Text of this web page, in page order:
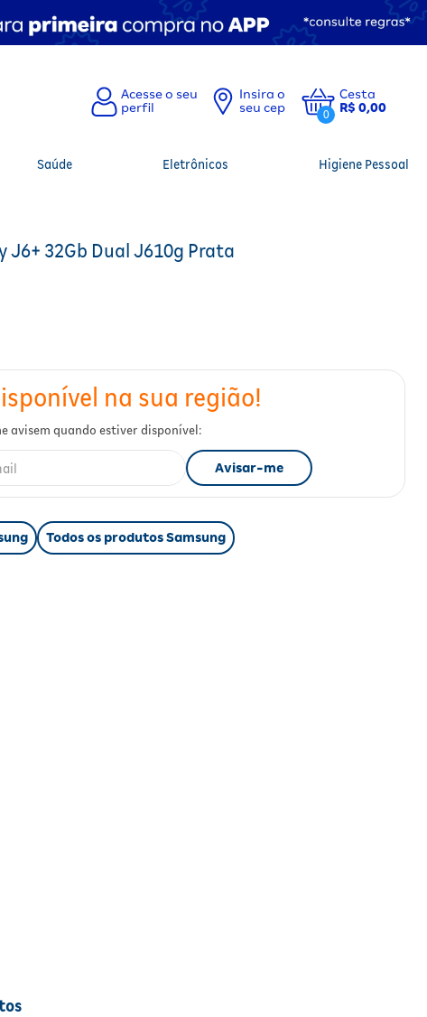
Insira o
seu cep
0
Cesta
R$ 0,00
Saúde Eletrônicos Higiene Pessoal
J6+ 32Gb Dual J610g Prata
Todos os produtos Samsung